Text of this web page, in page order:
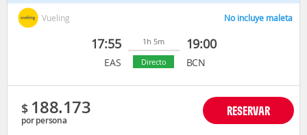
Vueling No incluye maleta
17:55
EAS
1h 5m
Directo
19:00
BCN
$ 188.173
por persona
RESERVAR